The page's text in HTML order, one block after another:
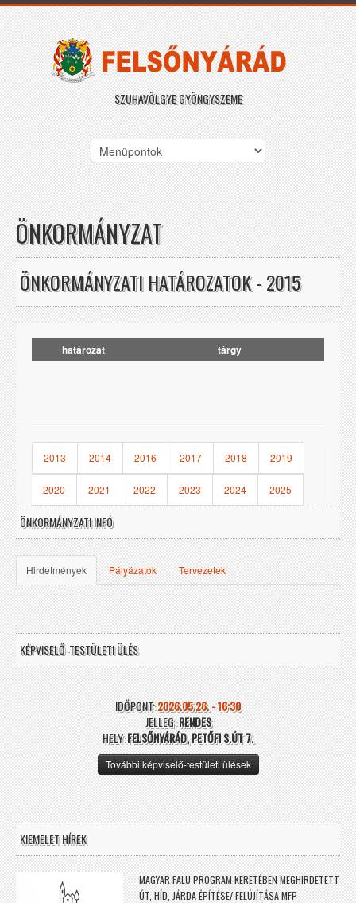
SZUHAVÖLGYE GYÖNGYSZEME
ÖNKORMÁNYZAT
ÖNKORMÁNYZATI HATÁROZATOK - 2015
határozat tárgy
2013 2014 2016 2017 2018 2019
2020 2021 2022 2023 2024 2025
2026
ÖNKORMÁNYZATI INFÓ
Hirdetmények Pályázatok Tervezetek
KÉPVISELŐ-TESTÜLETI ÜLÉS
IDŐPONT:2026.05.26. - 16:30
JELLEG:RENDES
HELY:FELSŐNYÁRÁD, PETŐFI S.ÚT 7.
További képviselő-testületi ülések
KIEMELET HÍREK
MAGYAR FALU PROGRAM KERETÉBEN MEGHIRDETETT
ÚT, HÍD, JÁRDA ÉPÍTÉSE/ FELÚJÍTÁSA MFP-